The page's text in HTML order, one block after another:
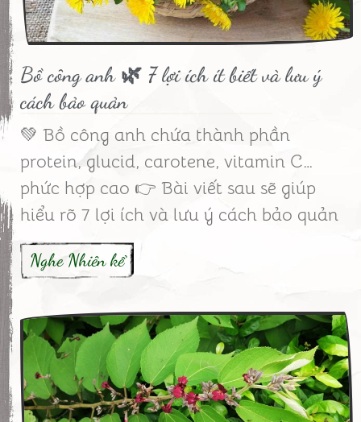
Bồ công anh 🌿 7 lợi ích ít biết và lưu ý
cách bảo quản
💚 Bồ công anh chứa thành phần
protein, glucid, carotene, vitamin C…
phức hợp cao 👉 Bài viết sau sẽ giúp
hiểu rõ 7 lợi ích và lưu ý cách bảo quản
Nghe Nhiên kể